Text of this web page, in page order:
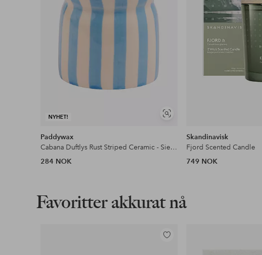
NYHET!
Vis
Paddywax
Cabana Duftlys Rust Striped Ceramic - Sienna Sunset i eske
284 NOK
Skandinavisk
Fjord Scented Candle
749 NOK
Favoritter akkurat nå
Legg